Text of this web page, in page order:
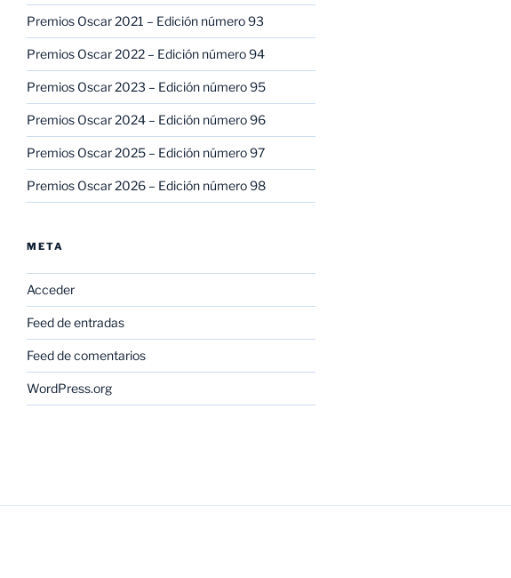
Premios Oscar 2021 – Edición número 93
Premios Oscar 2022 – Edición número 94
Premios Oscar 2023 – Edición número 95
Premios Oscar 2024 – Edición número 96
Premios Oscar 2025 – Edición número 97
Premios Oscar 2026 – Edición número 98
META
Acceder
Feed de entradas
Feed de comentarios
WordPress.org